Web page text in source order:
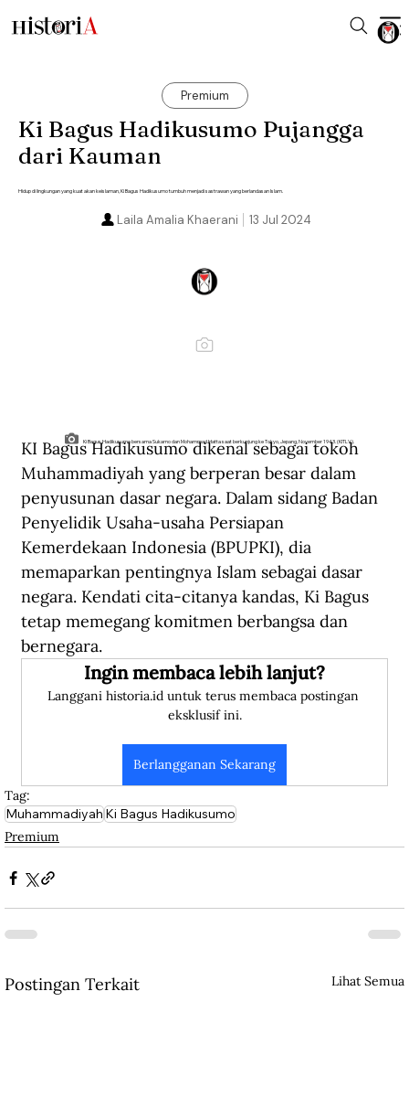
Premium
Ki Bagus Hadikusumo Pujangga
dari Kauman
Hidup di lingkungan yang kuat akan keislaman, Ki Bagus Hadikusumo tumbuh menjadi sastrawan yang berlandasan Islam.
13 Jul 2024
Laila Amalia Khaerani
Ki Bagus Hadikusumo bersama Sukarno dan Mohammad Hatta saat berkunjung ke Tokyo, Jepang, November 1943. (KITLV).
KI Bagus Hadikusumo dikenal sebagai tokoh
Muhammadiyah yang berperan besar dalam
penyusunan dasar negara. Dalam sidang Badan
Penyelidik Usaha-usaha Persiapan
Kemerdekaan Indonesia (BPUPKI), dia
memaparkan pentingnya Islam sebagai dasar
negara. Kendati cita-citanya kandas, Ki Bagus
tetap memegang komitmen berbangsa dan
bernegara.
Ingin membaca lebih lanjut?
Langgani historia.id untuk terus membaca postingan
eksklusif ini.
Berlangganan Sekarang
Tag:
MuhammadiyahKi Bagus Hadikusumo
Premium
Postingan Terkait Lihat Semua